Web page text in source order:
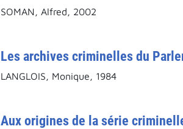
SOMAN, Alfred, 2002
Les archives criminelles du
LANGLOIS, Monique, 1984
Aux origines de la série